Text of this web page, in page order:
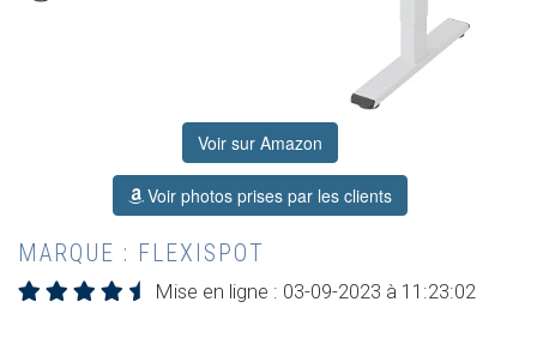
Voir sur Amazon
Voir photos prises par les clients
MARQUE : FLEXISPOT
Mise en ligne : 03-09-2023 à 11:23:02